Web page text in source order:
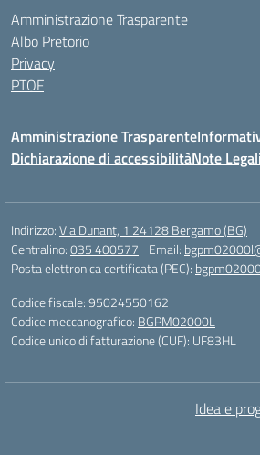
Amministrazione Trasparente
Albo Pretorio
Privacy
PTOF
Amministrazione Trasparente
Dichiarazione di accessibilitàNote Legali
Indirizzo:Via Dunant, 1 24128 Bergamo (BG)
Centralino:035 400577 Email:
Posta elettronica certificata (PEC):
Codice fiscale: 95024550162
Codice meccanografico: BGPM02000L
Codice unico di fatturazione (CUF): UF83HL
Idea e